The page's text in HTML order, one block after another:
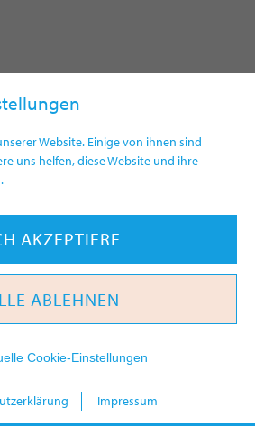
Website. Einige von ihnen sind
uns helfen, diese Website und ihre
AKZEPTIERE
ABLEHNEN
Cookie-Einstellungen
Impressum